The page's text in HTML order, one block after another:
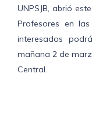
UNPSJB, abrió
Profesores en
interesados
mañana 2 de
Central.